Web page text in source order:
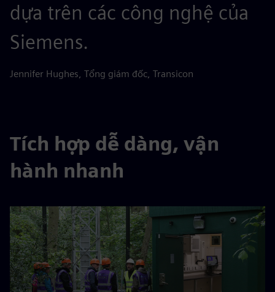
dựa trên các công nghệ của
Siemens.
Jennifer Hughes, Tổng giám đốc, Transicon
Tích hợp dễ dàng, vận
hành nhanh